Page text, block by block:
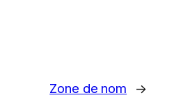
Zone de nom →